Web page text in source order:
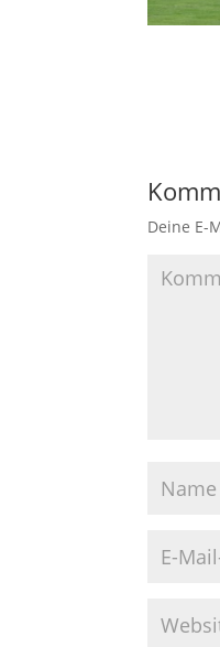
Deine E-